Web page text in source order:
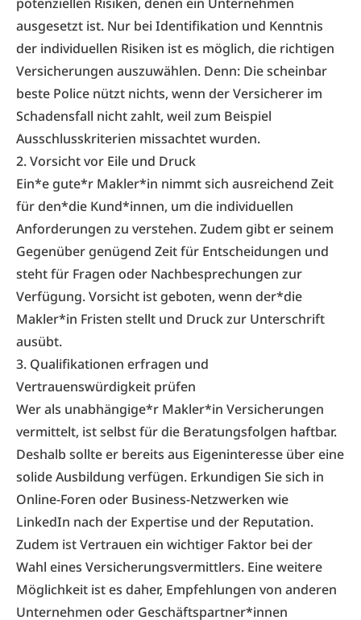
ausgesetzt ist. Nur bei Identifikation und Kenntnis
der individuellen Risiken ist es möglich, die richtigen
Versicherungen auszuwählen. Denn: Die scheinbar
beste Police nützt nichts, wenn der Versicherer im
Schadensfall nicht zahlt, weil zum Beispiel
Ausschlusskriterien missachtet wurden.
2. Vorsicht vor Eile und Druck
Ein*e gute*r Makler*in nimmt sich ausreichend Zeit
für den*die Kund*innen, um die individuellen
Anforderungen zu verstehen. Zudem gibt er seinem
Gegenüber genügend Zeit für Entscheidungen und
steht für Fragen oder Nachbesprechungen zur
Verfügung. Vorsicht ist geboten, wenn der*die
Makler*in Fristen stellt und Druck zur Unterschrift
ausübt.
3. Qualifikationen erfragen und
Vertrauenswürdigkeit prüfen
Wer als unabhängige*r Makler*in Versicherungen
vermittelt, ist selbst für die Beratungsfolgen haftbar.
Deshalb sollte er bereits aus Eigeninteresse über eine
solide Ausbildung verfügen. Erkundigen Sie sich in
Online-Foren oder Business-Netzwerken wie
LinkedIn nach der Expertise und der Reputation.
Zudem ist Vertrauen ein wichtiger Faktor bei der
Wahl eines Versicherungsvermittlers. Eine weitere
Möglichkeit ist es daher, Empfehlungen von anderen
Unternehmen oder Geschäftspartner*innen